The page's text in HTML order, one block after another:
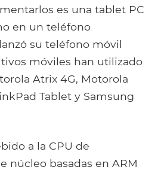
es una tablet PC
en un teléfono
su teléfono móvil
móviles han utilizado
Atrix 4G, Motorola
Tablet y Samsung
a la CPU de
núcleo basadas en ARM